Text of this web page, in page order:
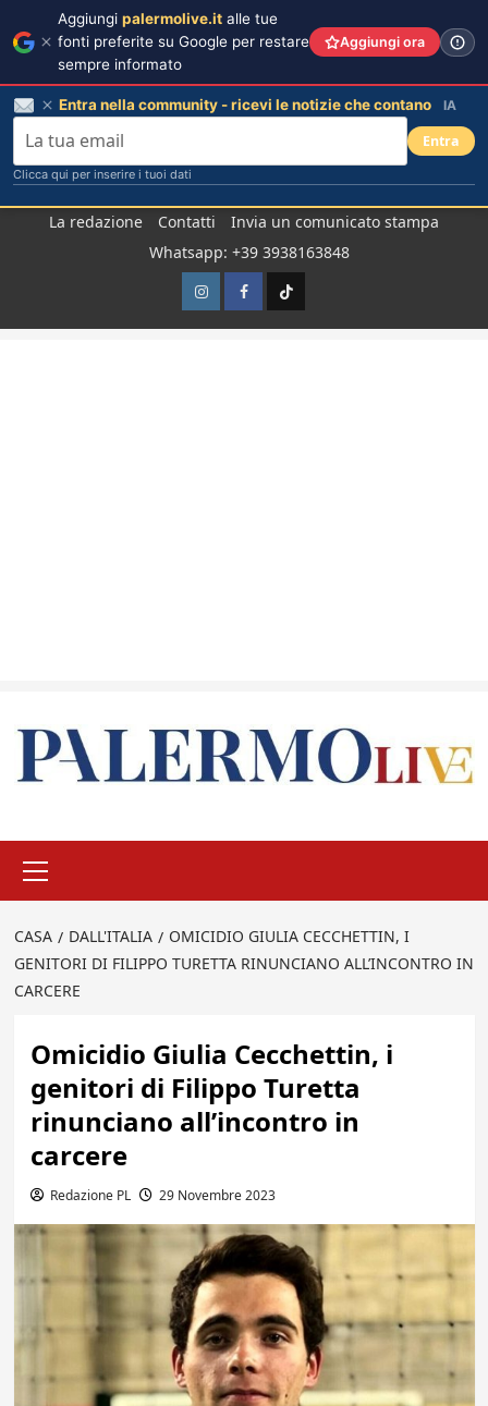
La redazione Contatti
Invia un comunicato stampa
Whatsapp: +39 3938163848
InstagramFacebook
TikTok
principale
CASA DALL'ITALIA
OMICIDIO GIULIA CECCHETTIN, I
GENITORI DI FILIPPO TURETTA RINUNCIANO ALL’INCONTRO IN
CARCERE
Omicidio Giulia Cecchettin, i
genitori di Filippo Turetta
rinunciano all’incontro in
carcere
Redazione PL 29 Novembre 2023
Aggiungi palermolive.it alle tue
fonti preferite su Google per restare
sempre informato
Aggiungi ora
Entra nella community - ricevi le notizie che contano IA
Entra
Clicca qui per inserire i tuoi dati